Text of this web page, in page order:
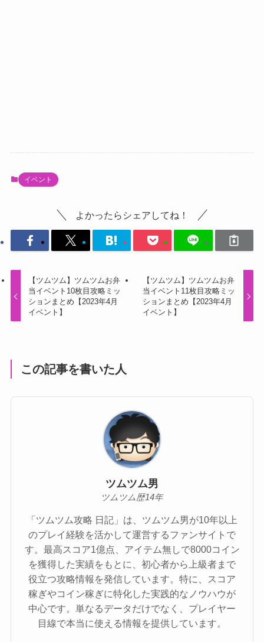
イベント
よかったらシェアしてね！
【ツムツム】ツムツムお弁
当イベント10枚目攻略ミッ
ションまとめ【2023年4月
イベント】
【ツムツム】ツムツムお弁
当イベント11枚目攻略ミッ
ションまとめ【2023年4月
イベント】
この記事を書いた人
ツムツム男
ツムツム歴14年
「ツムツム攻略 日記」は、ツムツム男が10年以上
のプレイ経験を活かして運営するファンサイトで
す。最高スコア1億点、アイテム無しで8000コイン
を獲得した実績をもとに、初心者から上級者まで
役立つ攻略情報を発信しています。特に、スコア
稼ぎやコイン稼ぎに特化した実践的なノウハウが
中心です。単なるデータだけでなく、プレイヤー
目線で本当に使える情報を提供しています。